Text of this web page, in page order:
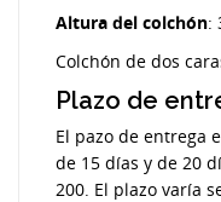
Altura del colchón:
Colchón de dos
Plazo de
El pazo de entrega
de 15 días y de 20
200. El plazo varía